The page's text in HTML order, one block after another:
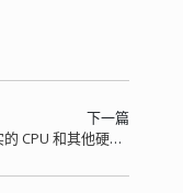
下一篇
在 Chrome 浏览器里如何拿到用户最真实的 CPU 和其他硬件信息